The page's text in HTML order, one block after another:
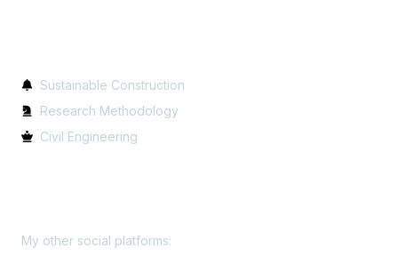
Sustainable Construction
Research Methodology
Civil Engineering
My other social platforms: